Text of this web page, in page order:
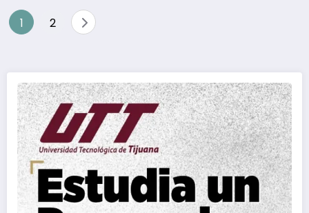
Paginación
1 2